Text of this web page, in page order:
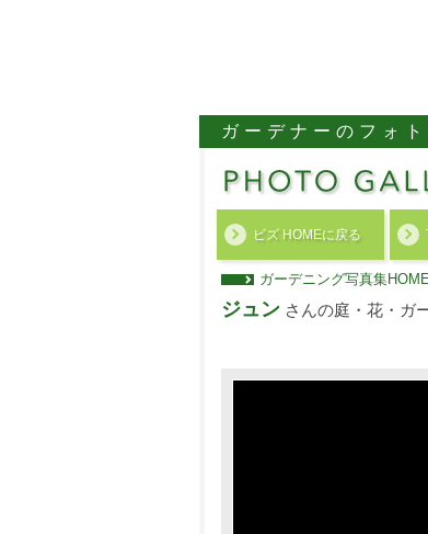
ガーデナーのフォ
ビズ HOMEに戻る
ガーデニング写真集
ジュン さんの庭・花・ガ